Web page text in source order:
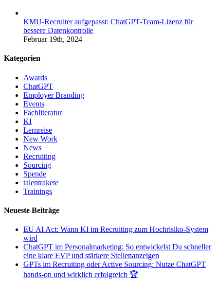
KMU-Recruiter aufgepasst: ChatGPT-Team-Lizenz für
bessere Datenkontrolle
Februar 19th, 2024
Kategorien
Awards
ChatGPT
Employer Branding
Events
Fachliteratur
KI
Lernreise
New Work
News
Recruiting
Sourcing
Spende
talentrakete
Trainings
Neueste Beiträge
EU AI Act: Wann KI im Recruiting zum Hochrisiko-System
wird
ChatGPT im Personalmarketing: So entwickelst Du schneller
eine klare EVP und stärkere Stellenanzeigen
GPTs im Recruiting oder Active Sourcing: Nutze ChatGPT
hands-on und wirklich erfolgreich 🏆